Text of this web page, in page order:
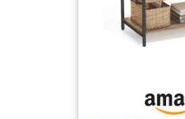
minutes pour une